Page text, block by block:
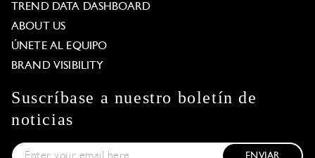
TREND DATA DASHBOARD
ABOUT US
ÚNETE AL EQUIPO
BRAND VISIBILITY
Suscríbase a nuestro boletín de
noticias